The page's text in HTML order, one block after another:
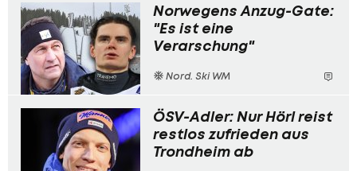
Norwegens Anzug-Gate:
"Es ist eine
Verarschung"
Nord. Ski WM
ÖSV-Adler: Nur Hörl reist
restlos zufrieden aus
Trondheim ab